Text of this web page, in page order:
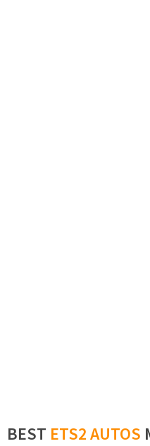
BEST ETS2 AUTOS